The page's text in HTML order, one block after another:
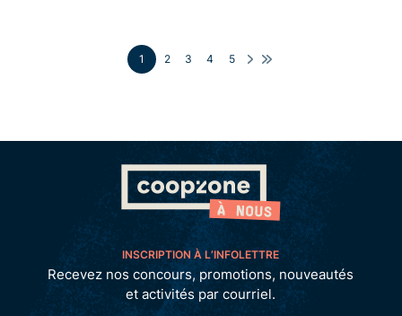
1 2 3 4 5
INSCRIPTION À L’INFOLETTRE
Recevez nos concours, promotions, nouveautés
et activités par courriel.